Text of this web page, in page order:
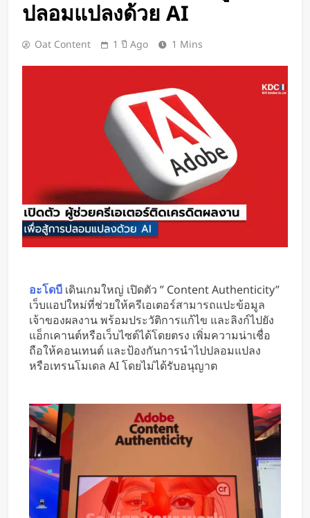
Lab แพลตฟอร์ม AI สำหรับคาด
ร้อนล่วงหน้าได้สูงสุด 15 วัน
ChatGPT ทะลุ 1 พันล้านผู้ใช้ต่อ
สัปดาห์ เร็วที่สุดในโลก AI
Xiaomi เปิดตัว SUV พร้อมพื้นที่นอน
ชั้นบน รองรับผู้โดยสารได้ 7 ที่นั่ง
2 วัน Ago
นักวิจัย NUS CDE พัฒนา “ผิว
อิเล็กทรอนิกส์” ที่รับรู้การสัมผัสและ
ซ่อมแซมตัวเองใต้น้ำได้
2 วัน Ago
K-18M โดรนรบฝีมือคนไทย ทดสอบ
บินสำเร็จครั้งแรก
แพลตฟอร์มคาร์พูลระหว่างเมือง ช่วย
หารค่าน้ำมันและค่าทางด่วน
ปลอมแปลงด้วย AI
Oat Content 1 ปี Ago 1 Mins
อะโดบี เดินเกมใหญ่ เปิดตัว ” Content Authenticity”
เว็บแอปใหม่ที่ช่วยให้ครีเอเตอร์สามารถแปะข้อมูล
เจ้าของผลงาน พร้อมประวัติการแก้ไข และลิงก์ไปยัง
แอ็กเคานต์หรือเว็บไซต์ได้โดยตรง เพิ่มความน่าเชื่อ
ถือให้คอนเทนต์ และป้องกันการนำไปปลอมแปลง
หรือเทรนโมเดล AI โดยไม่ได้รับอนุญาต